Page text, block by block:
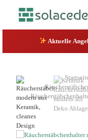
Aktuelle